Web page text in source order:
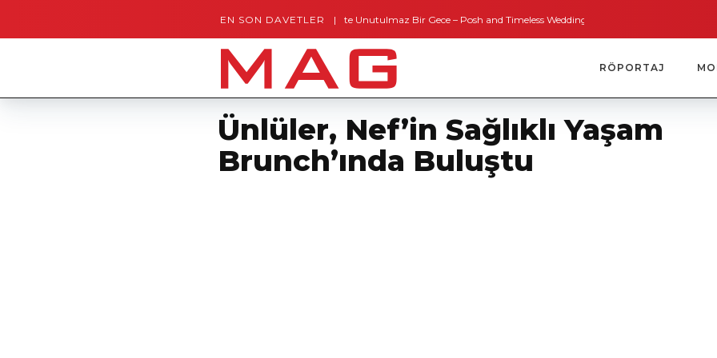
EN SON DAVETLER
Gaziantep’te Unutulmaz Bir Gece – Posh and Timeless Weddings Bodrum’dan İngiltere’ye Kısa Bir
RÖPORTAJ
Ünlüler, Nef’in Sağlıklı Yaşam
Brunch’ında Buluştu